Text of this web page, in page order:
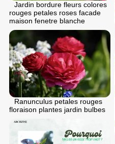
Jardin bordure fleurs colores
rouges petales roses facade
maison fenetre blanche
Ranunculus petales rouges
floraison plantes jardin bulbes